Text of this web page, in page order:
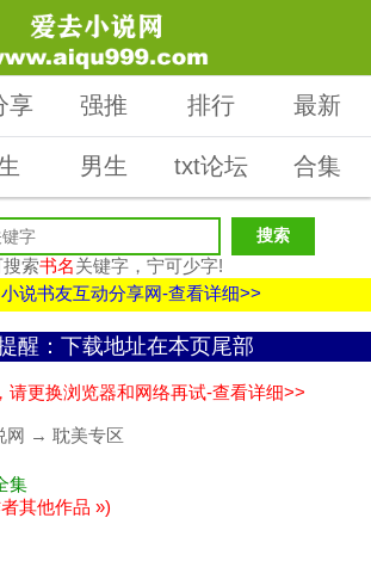
享 强推 排行 最新
男生 txt论坛 合集
索书名关键字，宁可少字!
说书友互动分享网-查看详细>>
醒：下载地址在本页尾部
请更换浏览器和网络再试-查看详细>>
网 → 耽美专区
集
其他作品 »)